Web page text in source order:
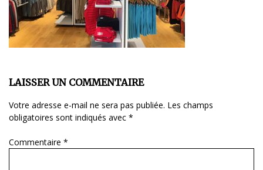
LAISSER UN COMMENTAIRE
Votre adresse e-mail ne sera pas publiée. Les champs
obligatoires sont indiqués avec *
Commentaire *